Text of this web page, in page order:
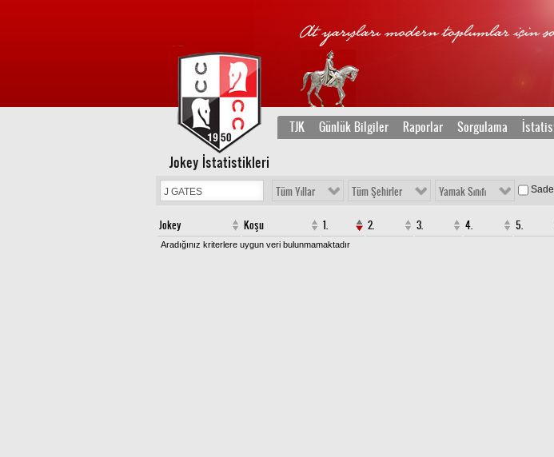
TJK Günlük Bilgiler Raporlar Sorgulama
Jokey İstatistikleri
Tüm Yıllar Tüm Şehirler Yamak Sınıfı
Jokey Koşu 1. 2. 3. 4. 5.
Aradığınız kriterlere uygun veri bulunmamaktadır